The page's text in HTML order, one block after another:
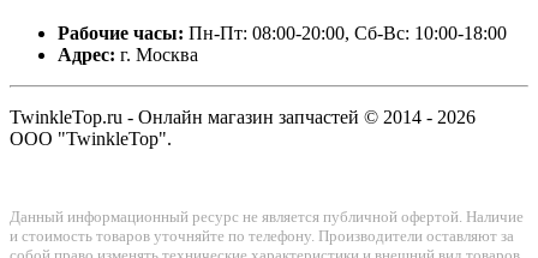
Рабочие часы: Пн-Пт: 08:00-20:00, Сб-Вс: 10:00-18:00
Адрес: г. Москва
TwinkleTop.ru - Онлайн магазин запчастей © 2014 - 2026
ООО "TwinkleTop".
Данный информационный ресурс не является публичной офертой. Наличие
и стоимость товаров уточняйте по телефону. Производители оставляют за